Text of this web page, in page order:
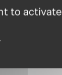
to activate